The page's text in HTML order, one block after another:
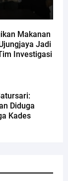
Makanan
Jadi
Investigasi
Diduga
Kades